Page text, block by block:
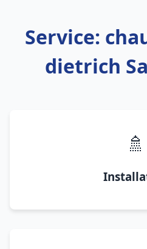
Service:
dietrich
🚿